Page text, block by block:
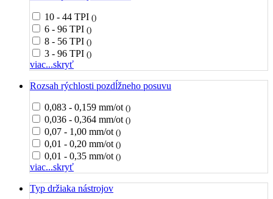
10 - 44 TPI ()
6 - 96 TPI ()
8 - 56 TPI ()
3 - 96 TPI ()
viac...skryť
Rozsah rýchlosti pozdĺžneho posuvu
0,083 - 0,159 mm/ot ()
0,036 - 0,364 mm/ot ()
0,07 - 1,00 mm/ot ()
0,01 - 0,20 mm/ot ()
0,01 - 0,35 mm/ot ()
viac...skryť
Typ držiaka nástrojov